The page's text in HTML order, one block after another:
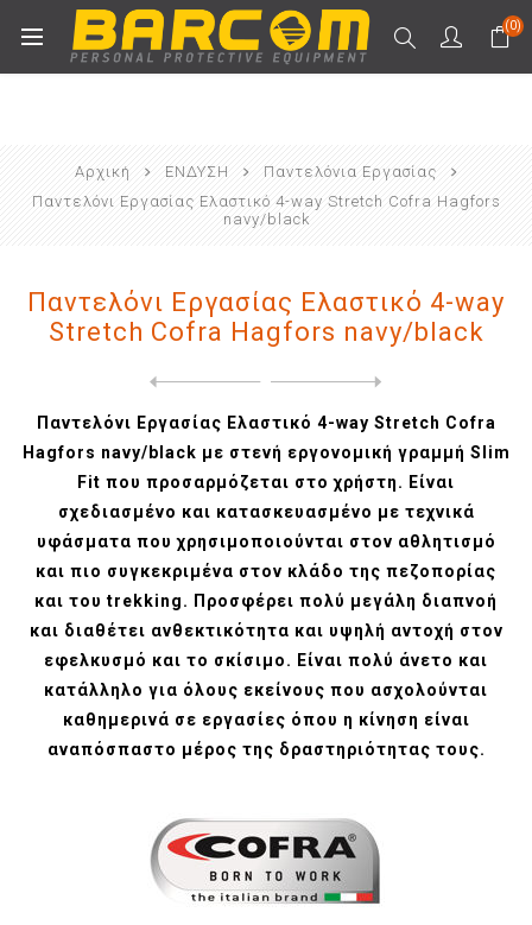
(0)
Αρχική ΕΝΔΥΣΗ
Παντελόνια Εργασίας
Παντελόνι Εργασίας Ελαστικό 4-way Stretch Cofra Hagfors
navy/black
Παντελόνι Εργασίας Ελαστικό 4-way
Stretch Cofra Hagfors navy/black
Παντελόνι Εργασίας Ελαστικό 4-way Stretch Cofra
Hagfors navy/black με στενή εργονομική γραμμή Slim
Fit που προσαρμόζεται στο χρήστη. Είναι
σχεδιασμένο και κατασκευασμένο με τεχνικά
υφάσματα που χρησιμοποιούνται στον αθλητισμό
και πιο συγκεκριμένα στον κλάδο της πεζοπορίας
και του trekking. Προσφέρει πολύ μεγάλη διαπνοή
και διαθέτει ανθεκτικότητα και υψηλή αντοχή στον
εφελκυσμό και το σκίσιμο. Είναι πολύ άνετο και
κατάλληλο για όλους εκείνους που ασχολούνται
καθημερινά σε εργασίες όπου η κίνηση είναι
αναπόσπαστο μέρος της δραστηριότητας τους.